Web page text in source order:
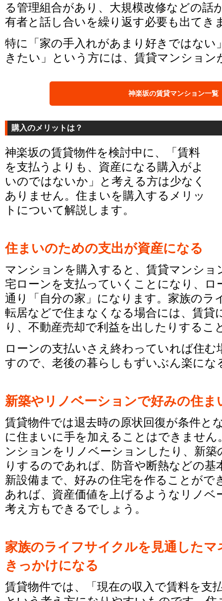
る管理組合があり、大規模改修などの話
有者と話し合いを繰り返す必要も出てき
特に「家の手入れがあまり好きではない
きたい」という方には、賃貸マンション
神楽坂の賃貸マンション一覧
購入のメリットは？
神楽坂の賃貸物件を検討中に、「賃料
を支払うよりも、資産になる購入がよ
いのではないか」と考える方は少なく
ありません。住まいを購入するメリッ
トについて解説します。
住まいのための支出が資産になる
マンションを購入すると、賃貸マンショ
宅ローンを支払っていくことになり、ロ
通り「自分の家」になります。家族のラ
転居などで住まなくなる場合には、賃貸
り、不動産売却で利益を出したりするこ
ローンの支払いさえ終わっていれば住む
すので、老後の暮らしもずいぶん楽にな
新築やリノベーションで好みの住ま
賃貸物件では退去時の原状回復が条件と
に住まいに手を加えることはできませ
ンションをリノベーションしたり、新築
りするのであれば、防音や断熱などの基
新設備まで、好みの住宅を作ることがで
あれば、資産価値を上げるようなリノベ
考え方もできるでしょう。
家族のライフサイクルを見通した
きっかけになる
賃貸物件では、「現在の収入で賃料を支